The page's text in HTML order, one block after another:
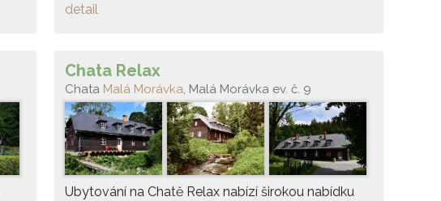
detail
Chata Relax
Chata Malá Morávka, Malá Morávka ev. č. 9
Ubytování na Chatě Relax nabízí širokou nabídku